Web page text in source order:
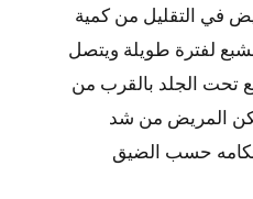
في التقليل من كمية
لفترة طويلة ويتصل
تحت الجلد بالقرب من
المريض من شد
حسب الضيق